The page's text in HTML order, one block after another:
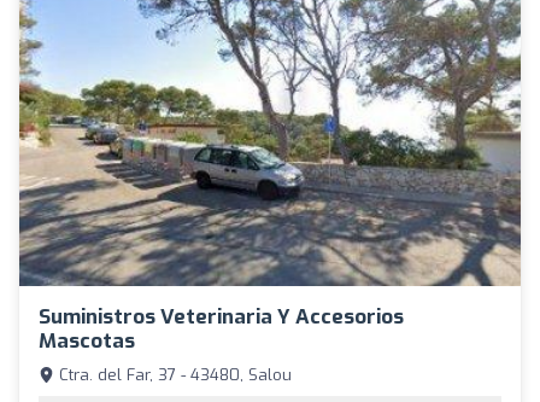
Suministros Veterinaria Y Accesorios
Mascotas
Ctra. del Far, 37 - 43480, Salou